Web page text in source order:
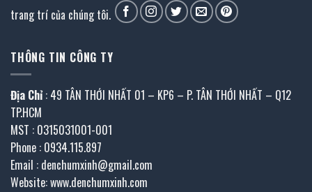
trang trí của chúng tôi.
THÔNG TIN CÔNG TY
Địa Chỉ : 49 TÂN THỚI NHẤT 01 – KP6 – P. TÂN THỚI NHẤT – Q12
TP.HCM
MST : 0315031001-001
Phone : 0934.115.897
Email : denchumxinh@gmail.com
Website: www.denchumxinh.com